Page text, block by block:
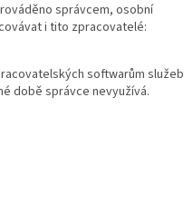
správcem, osobní
i tito zpracovatelé:
softwarům služeb
době správce nevyužívá.